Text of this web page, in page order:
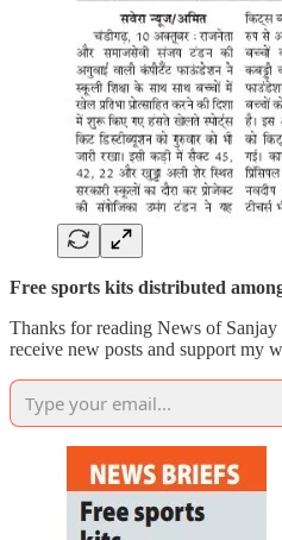
Free sports kits distributed
Thanks for reading News of
receive new posts and support my